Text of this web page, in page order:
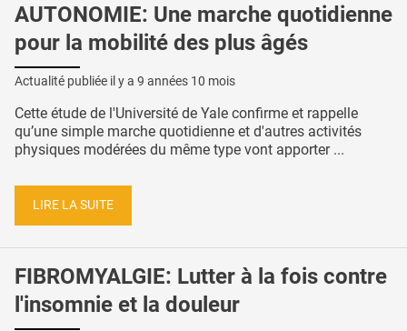
AUTONOMIE: Une marche quotidienne
pour la mobilité des plus âgés
Actualité publiée il y a 9 années 10 mois
Cette étude de l'Université de Yale confirme et rappelle
qu’une simple marche quotidienne et d'autres activités
physiques modérées du même type vont apporter ...
LIRE LA SUITE
FIBROMYALGIE: Lutter à la fois contre
l'insomnie et la douleur